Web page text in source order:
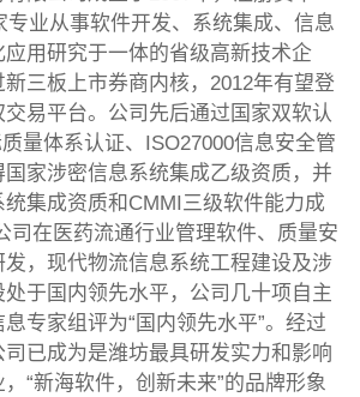
专业从事软件开发、系统集成、信息
用研究于一体的省级高新技术企
三板上市券商内核，2012年有望登
交易平台。公司先后通过国家双软认
量体系认证、ISO27000信息安全管
家涉密信息系统集成乙级资质，并
集成资质和CMMI三级软件能力成
司在医药流通行业管理软件、质量安
，现代物流信息系统工程建设及涉
于国内领先水平，公司几十项自主
专家组评为“国内领先水平”。经过
已成为是潍坊最具研发实力和影响
“新海软件，创新未来”的品牌形象